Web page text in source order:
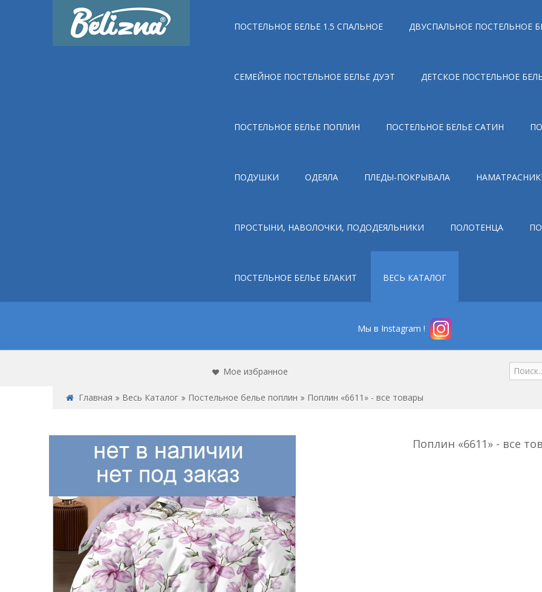
ПОСТЕЛЬНОЕ БЕЛЬЕ 1.5 СПАЛЬНОЕ ДВУСПАЛЬНОЕ ПОСТЕЛЬНОЕ
СЕМЕЙНОЕ ПОСТЕЛЬНОЕ БЕЛЬЕ ДУЭТ ДЕТСКОЕ ПОСТЕЛЬНОЕ
ПОСТЕЛЬНОЕ БЕЛЬЕ ПОПЛИН ПОСТЕЛЬНОЕ БЕЛЬЕ САТИН
ПОДУШКИ ОДЕЯЛА ПЛЕДЫ-ПОКРЫВАЛА
ПРОСТЫНИ, НАВОЛОЧКИ, ПОДОДЕЯЛЬНИКИ ПОЛОТЕНЦА
ПОСТЕЛЬНОЕ БЕЛЬЕ БЛАКИТ ВЕСЬ КАТАЛОГ
Мы в Instagram !
Мое избранное
Главная Весь Каталог Постельное белье поплин Поплин «6611» - все товары
Поплин «6611» - все